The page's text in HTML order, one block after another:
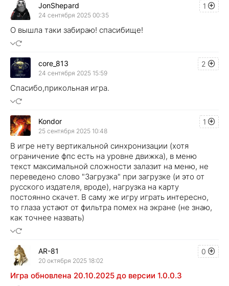
1
JonShepard
24 сентября 2025 00:35
О вышла таки забираю! спасибище!
2
core_813
24 сентября 2025 15:59
Спасибо,прикольная игра.
1
Kondor
25 сентября 2025 10:48
В игре нету вертикальной синхронизации (хотя
ограничение фпс есть на уровне движка), в меню
текст максимальной сложности залазит на меню, не
переведено слово "Загрузка" при загрузке (и это от
русского издателя, вроде), нагрузка на карту
постоянно скачет. В саму же игру играть интересно,
то глаза устают от фильтра помех на экране (не знаю,
как точнее назвать)
0
AR-81
20 октября 2025 18:02
Игра обновлена 20.10.2025 до версии 1.0.0.3